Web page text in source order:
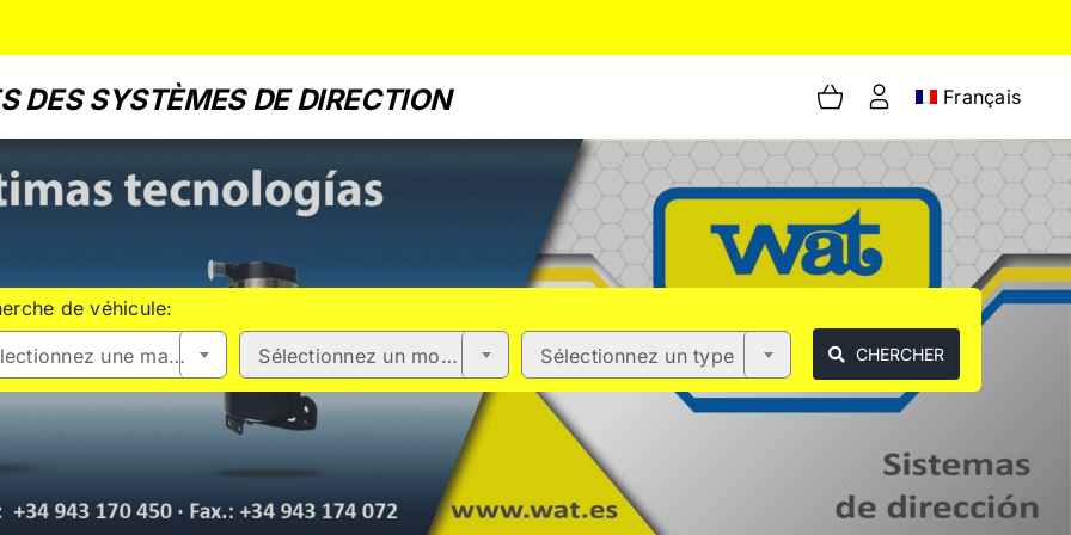
DES SYSTÈMES DE DIRECTION Français
de véhicule:
Sélectionnez une marque Sélectionnez un modèle Sélectionnez un type CHERCHER